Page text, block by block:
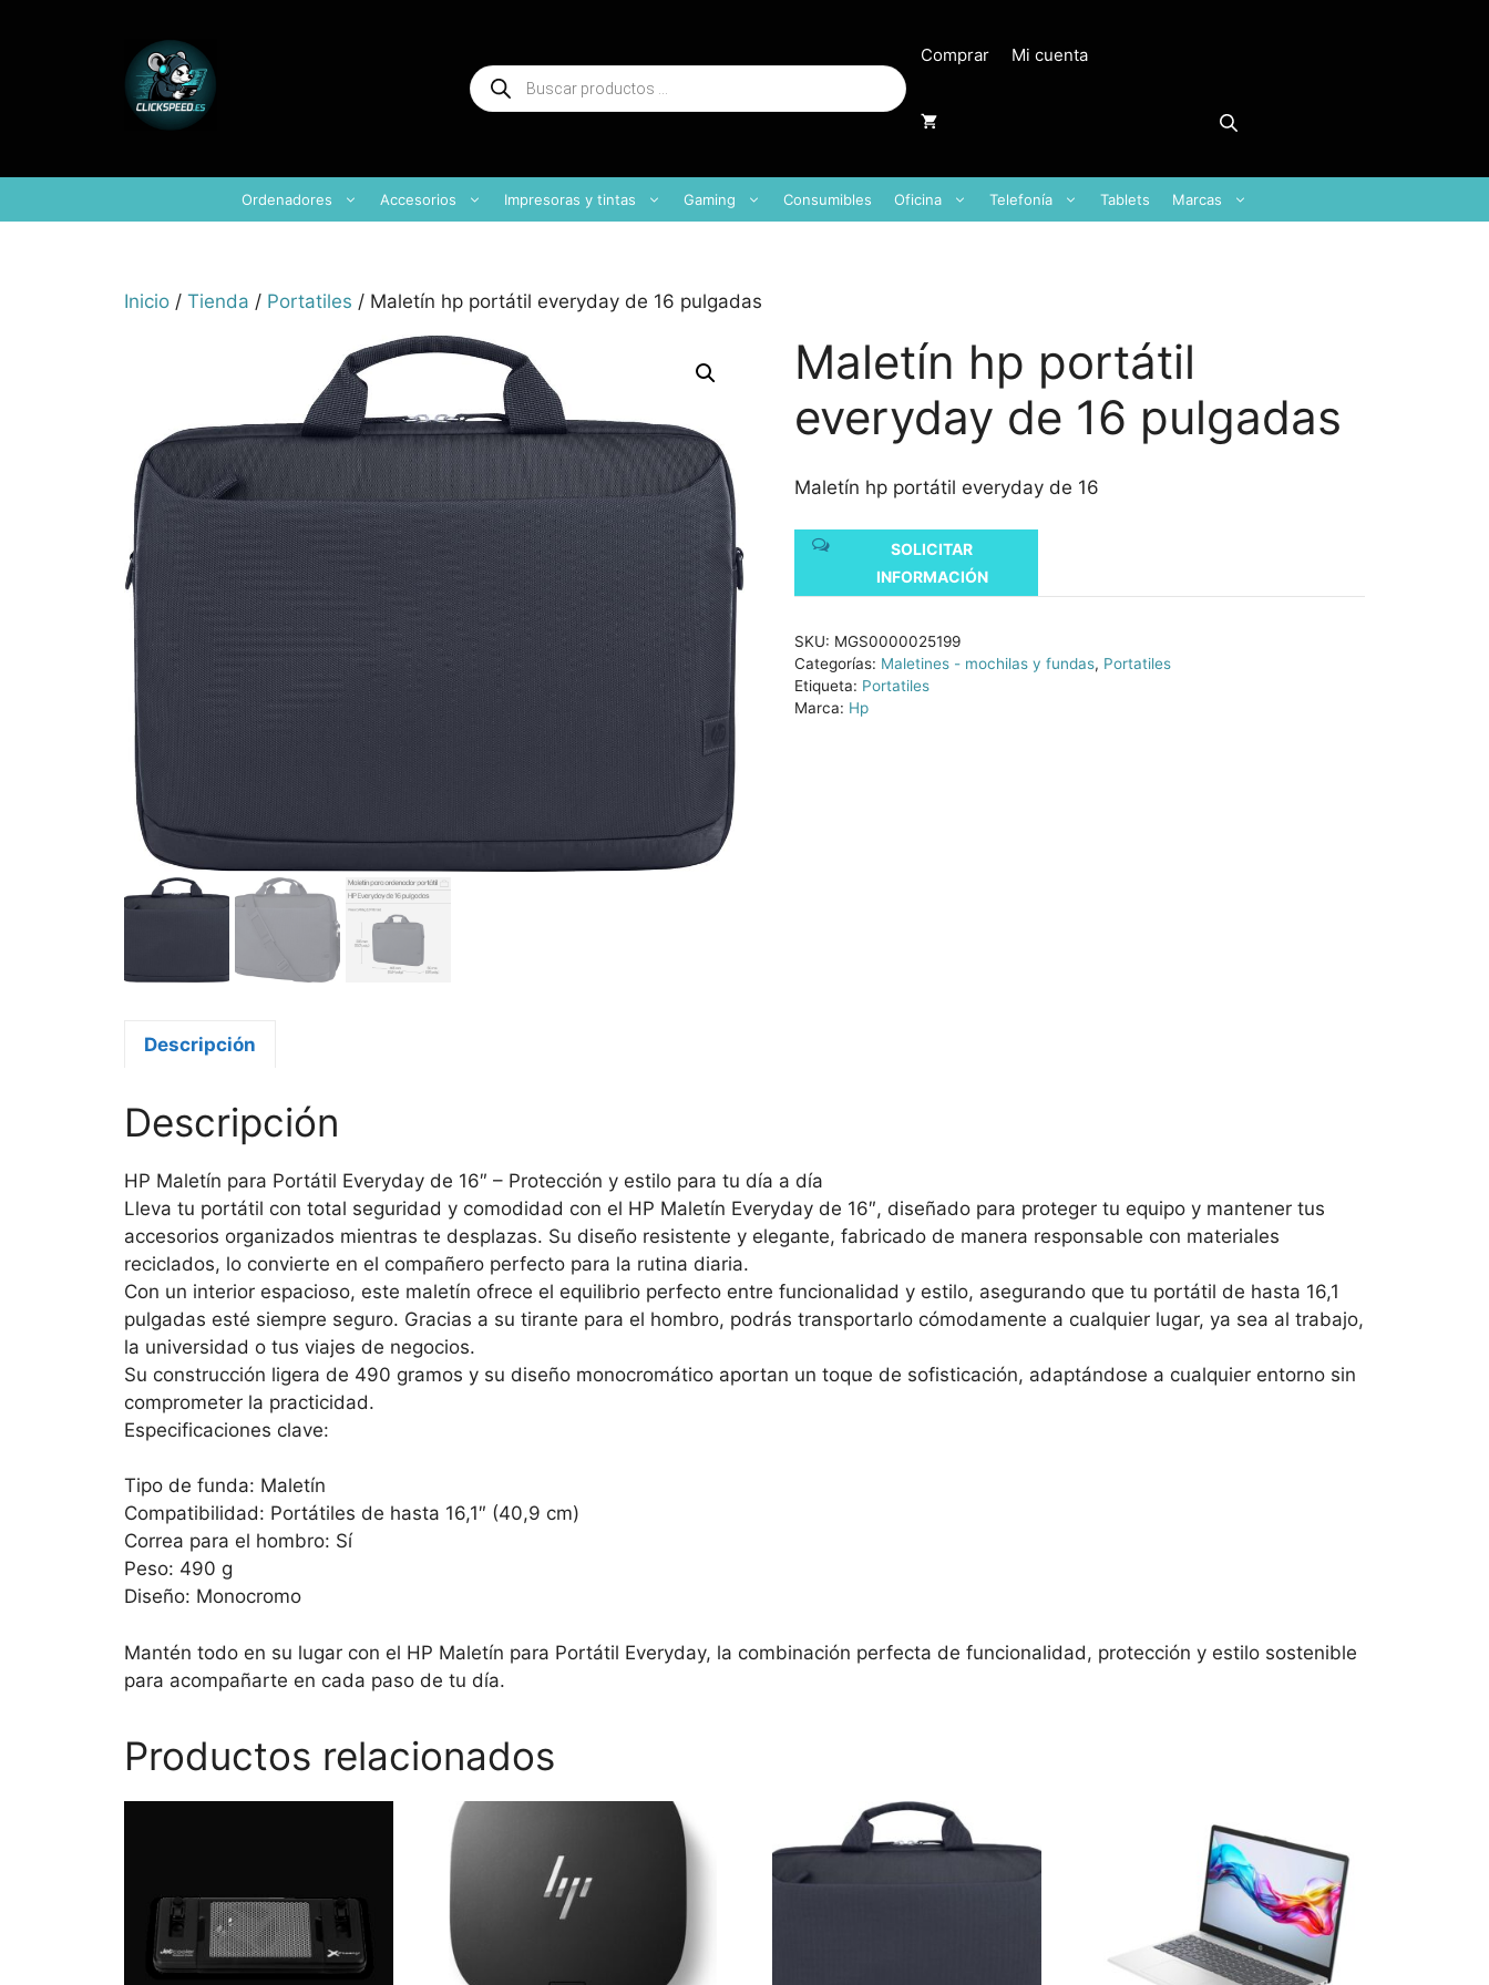
Búsqueda
de
productos
Comprar Mi cuenta
Ordenadores Accesorios Impresoras y tintas Gaming Consumibles Oficina Telefonía Tablets Marcas
Inicio / Tienda / Portatiles / Maletín hp portátil everyday de 16 pulgadas
Maletín hp portátil
everyday de 16 pulgadas
Maletín hp portátil everyday de 16
SOLICITAR
INFORMACIÓN
SKU: MGS0000025199
Categorías: Maletines - mochilas y fundas, Portatiles
Etiqueta: Portatiles
Marca: Hp
Descripción
Descripción
HP Maletín para Portátil Everyday de 16″ – Protección y estilo para tu día a día
Lleva tu portátil con total seguridad y comodidad con el HP Maletín Everyday de 16″, diseñado para proteger tu equipo y mantener tus
accesorios organizados mientras te desplazas. Su diseño resistente y elegante, fabricado de manera responsable con materiales
reciclados, lo convierte en el compañero perfecto para la rutina diaria.
Con un interior espacioso, este maletín ofrece el equilibrio perfecto entre funcionalidad y estilo, asegurando que tu portátil de hasta 16,1
pulgadas esté siempre seguro. Gracias a su tirante para el hombro, podrás transportarlo cómodamente a cualquier lugar, ya sea al trabajo,
la universidad o tus viajes de negocios.
Su construcción ligera de 490 gramos y su diseño monocromático aportan un toque de sofisticación, adaptándose a cualquier entorno sin
comprometer la practicidad.
Especificaciones clave:
Tipo de funda: Maletín
Compatibilidad: Portátiles de hasta 16,1″ (40,9 cm)
Correa para el hombro: Sí
Peso: 490 g
Diseño: Monocromo
Mantén todo en su lugar con el HP Maletín para Portátil Everyday, la combinación perfecta de funcionalidad, protección y estilo sostenible
para acompañarte en cada paso de tu día.
Productos relacionados